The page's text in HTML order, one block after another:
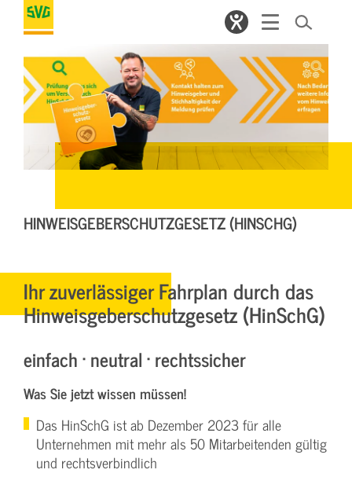
HINWEISGEBERSCHUTZGESETZ (HINSCHG)
Ihr zuverlässiger Fahrplan durch das
Hinweisgeberschutzgesetz (HinSchG)
einfach · neutral · rechtssicher
Was Sie jetzt wissen müssen!
Das HinSchG ist ab Dezember 2023 für alle
Unternehmen mit mehr als 50 Mitarbeitenden gültig
und rechtsverbindlich